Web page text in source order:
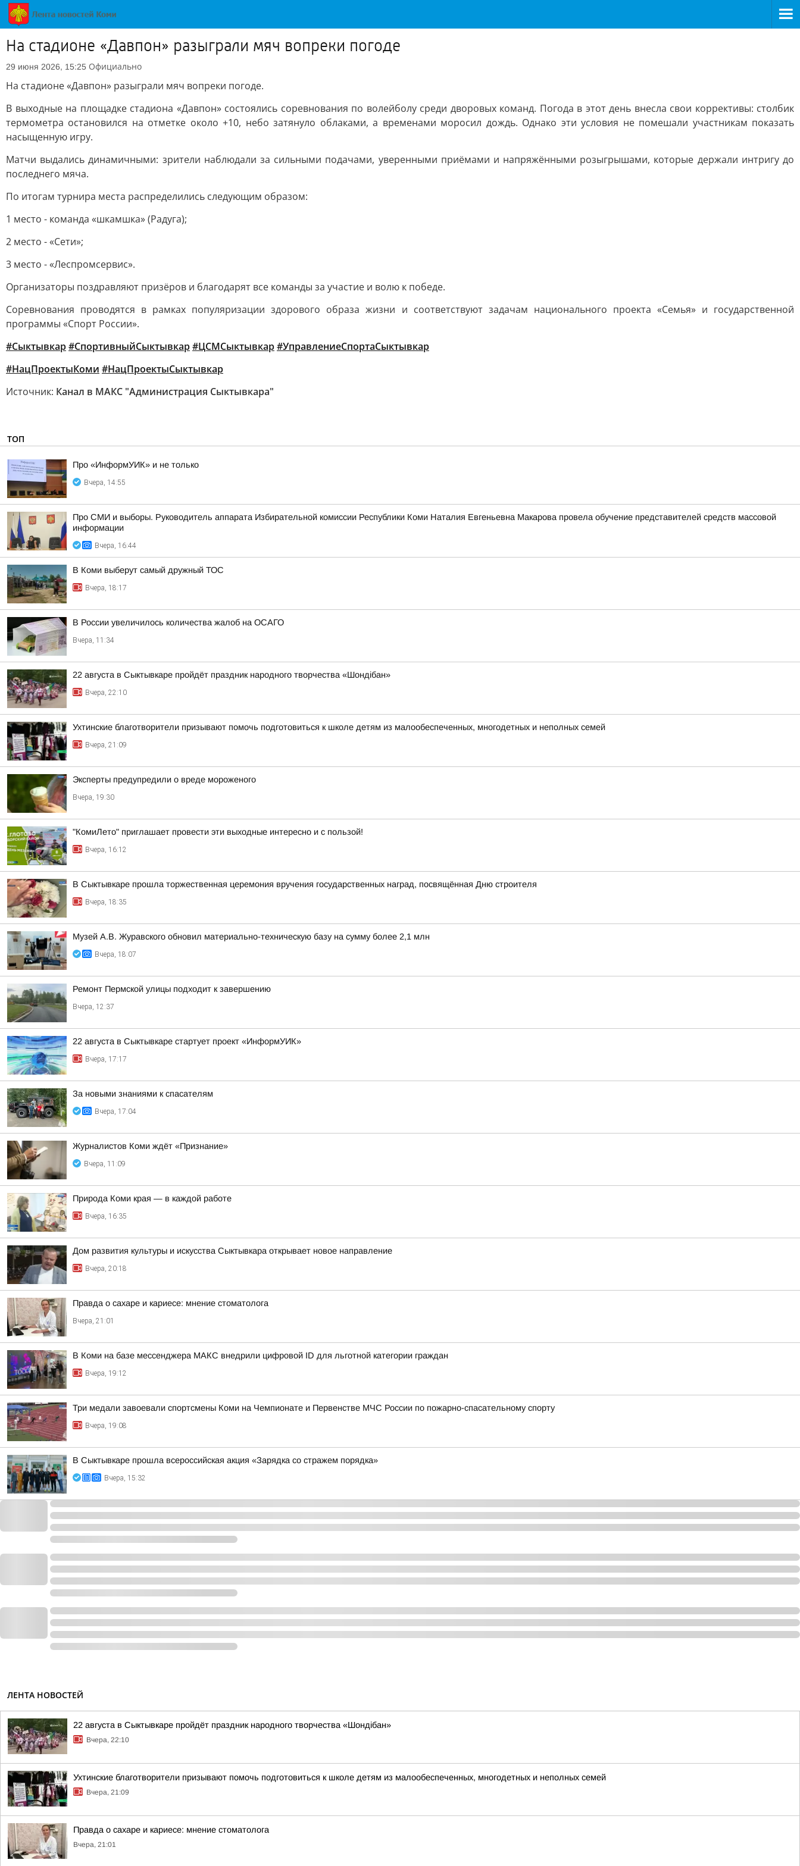
На стадионе «Давпон» разыграли мяч вопреки погоде
29 июня 2026, 15:25 Официально
На стадионе «Давпон» разыграли мяч вопреки погоде.
В выходные на площадке стадиона «Давпон» состоялись соревнования по волейболу среди дворовых команд. Погода в этот день внесла свои коррективы: столбик
термометра остановился на отметке около +10, небо затянуло облаками, а временами моросил дождь. Однако эти условия не помешали участникам показать
насыщенную игру.
Матчи выдались динамичными: зрители наблюдали за сильными подачами, уверенными приёмами и напряжёнными розыгрышами, которые держали интригу до
последнего мяча.
По итогам турнира места распределились следующим образом:
1 место - команда «шкамшка» (Радуга);
2 место - «Сети»;
3 место - «Леспромсервис».
Организаторы поздравляют призёров и благодарят все команды за участие и волю к победе.
Соревнования проводятся в рамках популяризации здорового образа жизни и соответствуют задачам национального проекта «Семья» и государственной
программы «Спорт России».
#Сыктывкар#СпортивныйСыктывкар#ЦСМСыктывкар#УправлениеСпортаСыктывкар
#НацПроектыКоми #НацПроектыСыктывкар
Источник: Канал в МАКС "Администрация Сыктывкара"
ТОП
Про «ИнформУИК» и не только
Вчера, 14:55
Про СМИ и выборы. Руководитель аппарата Избирательной комиссии Республики Коми Наталия Евгеньевна Макарова провела обучение представителей средств массовой
информации
Вчера, 16:44
В Коми выберут самый дружный ТОС
Вчера, 18:17
В России увеличилось количества жалоб на ОСАГО
Вчера, 11:34
22 августа в Сыктывкаре пройдёт праздник народного творчества «Шондібан»
Вчера, 22:10
Ухтинские благотворители призывают помочь подготовиться к школе детям из малообеспеченных, многодетных и неполных семей
Вчера, 21:09
Эксперты предупредили о вреде мороженого
Вчера, 19:30
"КомиЛето" приглашает провести эти выходные интересно и с пользой!
Вчера, 16:12
В Сыктывкаре прошла торжественная церемония вручения государственных наград, посвящённая Дню строителя
Вчера, 18:35
Музей А.В. Журавского обновил материально-техническую базу на сумму более 2,1 млн
Вчера, 18:07
Ремонт Пермской улицы подходит к завершению
Вчера, 12:37
22 августа в Сыктывкаре стартует проект «ИнформУИК»
Вчера, 17:17
За новыми знаниями к спасателям
Вчера, 17:04
Журналистов Коми ждёт «Признание»
Вчера, 11:09
Природа Коми края — в каждой работе
Вчера, 16:35
Дом развития культуры и искусства Сыктывкара открывает новое направление
Вчера, 20:18
Правда о сахаре и кариесе: мнение стоматолога
Вчера, 21:01
В Коми на базе мессенджера МАКС внедрили цифровой ID для льготной категории граждан
Вчера, 19:12
Три медали завоевали спортсмены Коми на Чемпионате и Первенстве МЧС России по пожарно-спасательному спорту
Вчера, 19:08
В Сыктывкаре прошла всероссийская акция «Зарядка со стражем порядка»
Вчера, 15:32
ЛЕНТА НОВОСТЕЙ
22 августа в Сыктывкаре пройдёт праздник народного творчества «Шондібан»
Вчера, 22:10
Ухтинские благотворители призывают помочь подготовиться к школе детям из малообеспеченных, многодетных и неполных семей
Вчера, 21:09
Правда о сахаре и кариесе: мнение стоматолога
Вчера, 21:01